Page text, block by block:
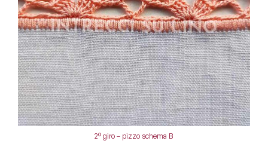
2° giro – pizzo schema B